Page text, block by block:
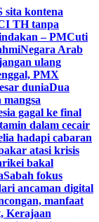
kontena
TH tanpa
– PMCuti
Negara Arab
ulang
PMX
duniaDua
gagal ke final
dalam cecair
hadapi cabaran
atasi krisis
bakal
Sabah fokus
ancaman digital
manfaat
Kerajaan